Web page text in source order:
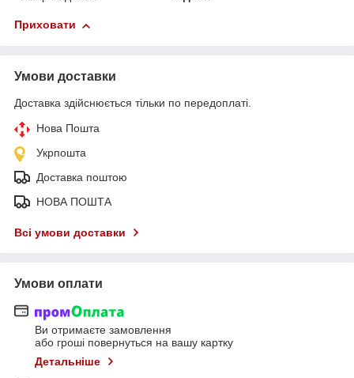
Приховати
Умови доставки
Доставка здійснюється тільки по передоплаті.
Нова Пошта
Укрпошта
Доставка поштою
НОВА ПОШТА
Всі умови доставки
Умови оплати
Ви отримаєте замовлення
або гроші повернуться на вашу картку
Детальніше